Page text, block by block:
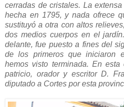
cerradas de cristales. La
hecha en 1795, y nada ofrece
sustituyó a otra con altos
dos medios cuerpos en el
delante, fue puesto a fines del
de los primeros que iniciaron
hemos visto terminada. En
patricio, orador y escritor D.
diputado a Cortes por esta